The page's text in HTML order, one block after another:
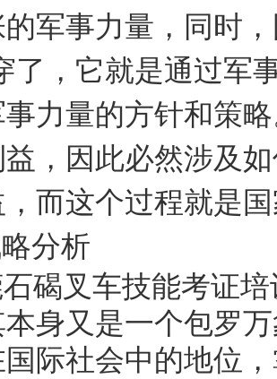
军事力量，同时
了，它就是通过军
力量的方针和策
，因此必然涉及
，而这个过程就是
分析
碣叉车技能考证
身又是一个包罗
际社会中的地位